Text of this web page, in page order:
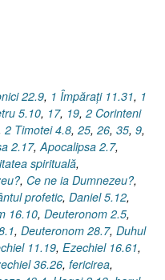
22.9, 1 Împăraţi 11.31, 1
5.10, 17, 19, 2 Corinteni
2 Timotei 4.8, 25, 26, 35, 9,
2.17,Apocalipsa 2.7,
spirituală,
, Ce ne ia Dumnezeu?,
profetic, Daniel 5.12,
16.10, Deuteronom 2.5,
, Deuteronom 28.7, Duhul
11.19, Ezechiel 16.61,
36.26, fericirea,